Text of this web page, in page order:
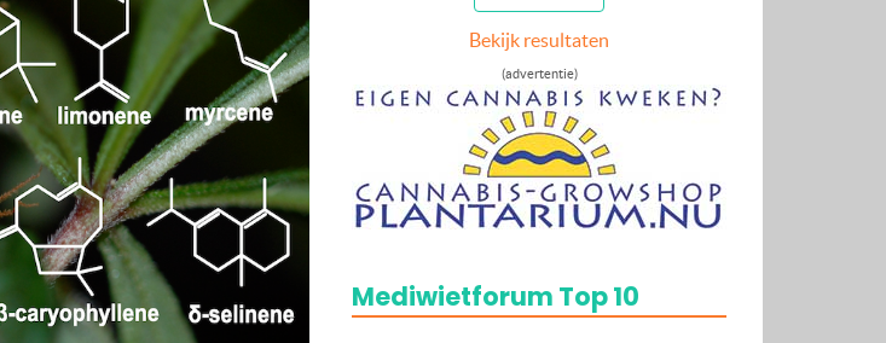
Bekijk resultaten
(advertentie)
Mediwietforum Top 10